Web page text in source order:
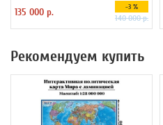
135 000 р. -3 %
140 000 р.
Рекомендуем купить